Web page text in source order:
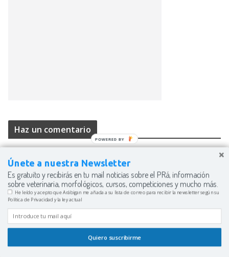
Haz un comentario
Esta web usa cookies para mejorar su experiencia. Usted
asume el uso de éstas si sigue navegando.
Acepto
Leer más
Únete a nuestra Newsletter
Es gratuito y recibirás en tu mail noticias sobre el PRá, información
sobre veterinaria, morfológicos, cursos, competiciones y mucho más.
Quiero suscribirme
He leído y acepto que Arábigan me añada a su lista de correo para recibir la newsletter según su
Política de Privacidad y la ley actual